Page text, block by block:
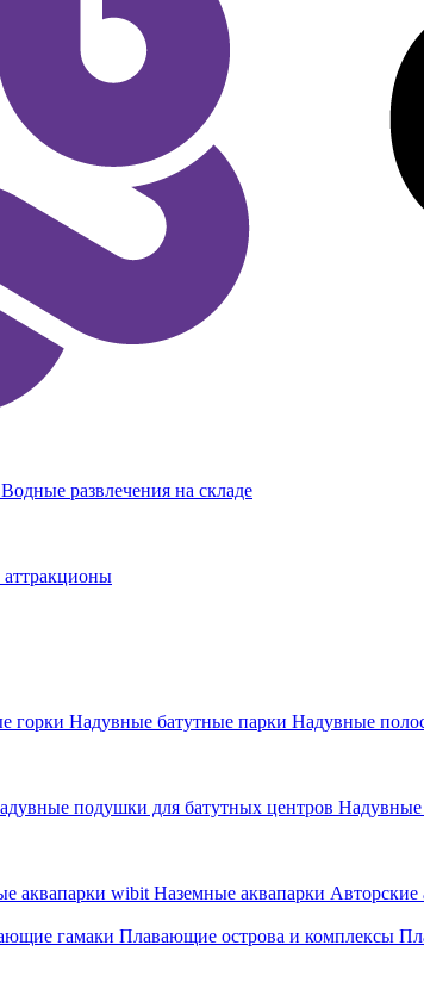
Водные развлечения на складе
горки Надувные батутные парки Надувные
подушки для батутных центров
аквапарки wibit Наземные аквапарки Авторские
гамаки Плавающие острова и комплексы